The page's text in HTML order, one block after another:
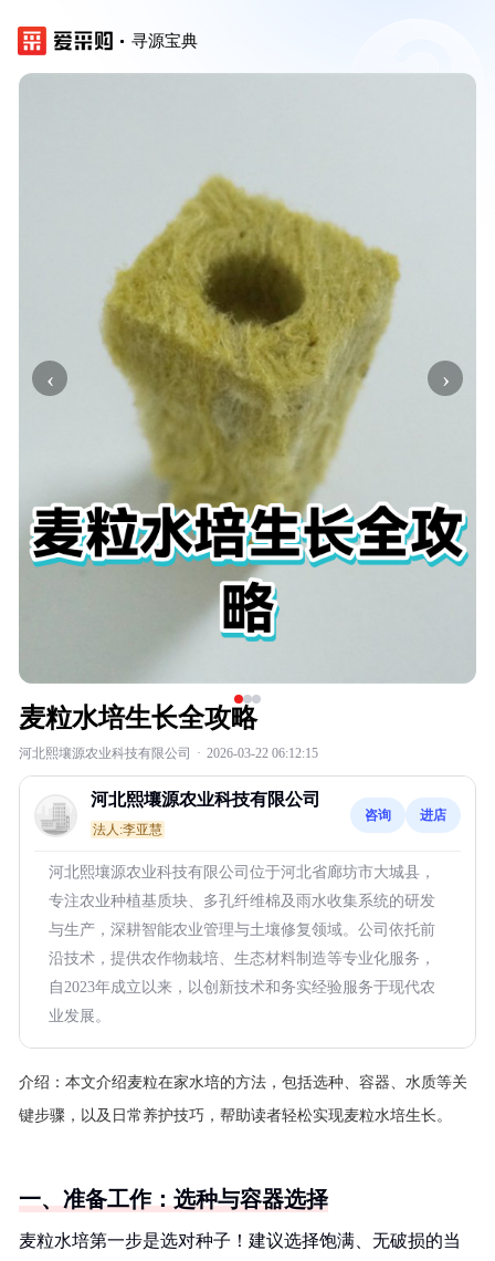
寻源宝典
‹ ›
麦粒水培生长全攻略
河北熙壤源农业科技有限公司 · 2026-03-22 06:12:15
河北熙壤源农业科技有限公司
法人:李亚慧
咨询 进店
河北熙壤源农业科技有限公司位于河北省廊坊市大城县，
专注农业种植基质块、多孔纤维棉及雨水收集系统的研发
与生产，深耕智能农业管理与土壤修复领域。公司依托前
沿技术，提供农作物栽培、生态材料制造等专业化服务，
自2023年成立以来，以创新技术和务实经验服务于现代农
业发展。
介绍： 本文介绍麦粒在家水培的方法，包括选种、容器、水质等关
键步骤，以及日常养护技巧，帮助读者轻松实现麦粒水培生长。
一、准备工作：选种与容器选择
麦粒水培第一步是选对种子！建议选择饱满、无破损的当